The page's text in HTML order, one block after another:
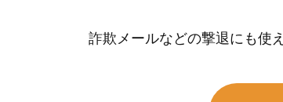
詐欺メールなどの撃退にも使